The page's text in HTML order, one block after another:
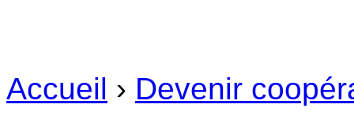
Accueil › Devenir